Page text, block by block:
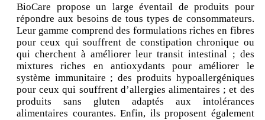
BioCare propose un large éventail de produits pour
répondre aux besoins de tous types de consommateurs.
Leur gamme comprend des formulations riches en fibres
pour ceux qui souffrent de constipation chronique ou
qui cherchent à améliorer leur transit intestinal ; des
mixtures riches en antioxydants pour améliorer le
système immunitaire ; des produits hypoallergéniques
pour ceux qui souffrent d’allergies alimentaires ; et des
produits sans gluten adaptés aux intolérances
alimentaires courantes. Enfin, ils proposent également